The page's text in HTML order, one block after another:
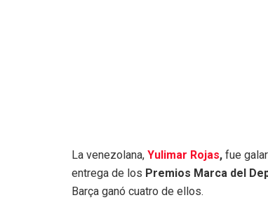
La venezolana, Yulimar Rojas, fue
entrega de los Premios Marca del
Barça ganó cuatro de ellos.